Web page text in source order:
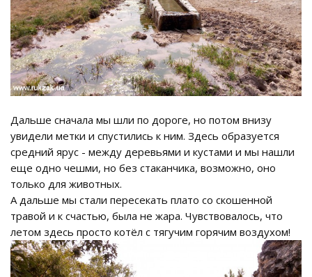
Дальше сначала мы шли по дороге, но потом внизу
увидели метки и спустились к ним. Здесь образуется
средний ярус - между деревьями и кустами и мы нашли
еще одно чешми, но без стаканчика, возможно, оно
только для животных.
А дальше мы стали пересекать плато со скошенной
травой и к счастью, была не жара. Чувствовалось, что
летом здесь просто котёл с тягучим горячим воздухом!